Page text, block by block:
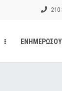
210
ΕΝΗΜΕΡΩΣΟΥ